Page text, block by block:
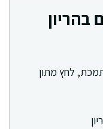
בהריון
לחץ מתון